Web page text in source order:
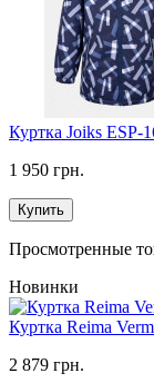
Куртка Joiks ESP-
1 950 грн.
Купить
Просмотренные
Новинки
Куртка Reima
2 879 грн.